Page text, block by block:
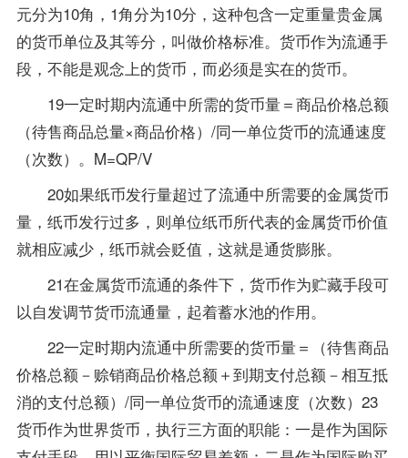
元分为10角，1角分为10分，这种包含一定重量贵金属
的货币单位及其等分，叫做价格标准。货币作为流通手
段，不能是观念上的货币，而必须是实在的货币。
19一定时期内流通中所需的货币量＝商品价格总额
（待售商品总量×商品价格）/同一单位货币的流通速度
（次数）。M=QP/V
20如果纸币发行量超过了流通中所需要的金属货币
量，纸币发行过多，则单位纸币所代表的金属货币价值
就相应减少，纸币就会贬值，这就是通货膨胀。
21在金属货币流通的条件下，货币作为贮藏手段可
以自发调节货币流通量，起着蓄水池的作用。
22一定时期内流通中所需要的货币量＝（待售商品
价格总额－赊销商品价格总额＋到期支付总额－相互抵
消的支付总额）/同一单位货币的流通速度（次数）23
货币作为世界货币，执行三方面的职能：一是作为国际